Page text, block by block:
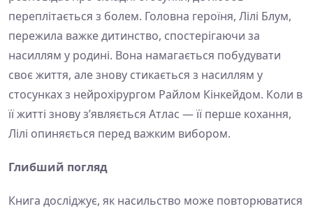
переплітається з болем. Головна героїня, Лілі Блум,
пережила важке дитинство, спостерігаючи за
насиллям у родині. Вона намагається побудувати
своє життя, але знову стикається з насиллям у
стосунках з нейрохірургом Райлом Кінкейдом. Коли в
її житті знову з’являється Атлас — її перше кохання,
Лілі опиняється перед важким вибором.
Глибший погляд
Книга досліджує, як насильство може повторюватися